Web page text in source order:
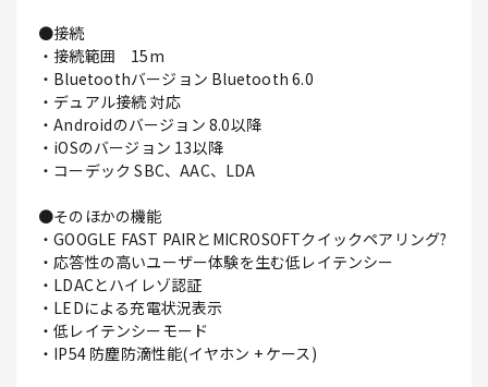
●接続
・接続範囲 15m
・Bluetoothバージョン Bluetooth 6.0
・デュアル接続 対応
・Androidのバージョン 8.0以降
・iOSのバージョン 13以降
・コーデック SBC、AAC、LDA
●そのほかの機能
・GOOGLE FAST PAIRとMICROSOFTクイックペアリング?
・応答性の高いユーザー体験を生む低レイテンシー
・LDACとハイレゾ認証
・LEDによる充電状況表示
・低レイテンシーモード
・IP54 防塵防滴性能(イヤホン + ケース)